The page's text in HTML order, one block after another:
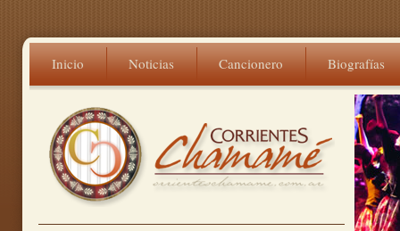
Inicio Noticias Cancionero Biografías